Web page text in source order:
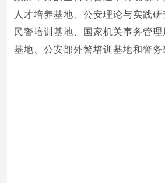
人才培养基地、公安理论与实践
民警培训基地、国家机关事务管理
基地、公安部外警培训基地和警务